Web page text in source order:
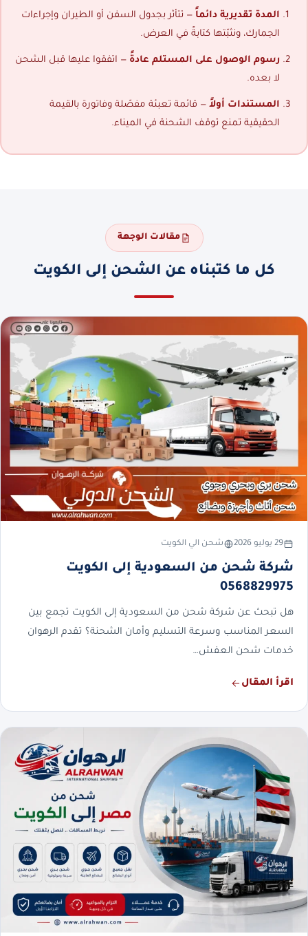
المدة تقديرية دائماً — تتأثر بجدول السفن أو الطيران وإجراءات
الجمارك، ونثبّتها كتابةً في العرض.
رسوم الوصول على المستلم عادةً — اتفقوا عليها قبل الشحن
لا بعده.
المستندات أولاً — قائمة تعبئة مفصّلة وفاتورة بالقيمة
الحقيقية تمنع توقف الشحنة في الميناء.
مقالات الوجهة
كل ما كتبناه عن الشحن إلى الكويت
29 يوليو 2026 شحن الي الكويت
شركة شحن من السعودية إلى الكويت
0568829975
هل تبحث عن شركة شحن من السعودية إلى الكويت تجمع بين
السعر المناسب وسرعة التسليم وأمان الشحنة؟ تقدم الرهوان
خدمات شحن العفش…
اقرأ المقال